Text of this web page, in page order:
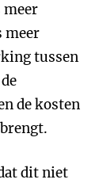
meer
meer
tussen
de kosten
dit niet